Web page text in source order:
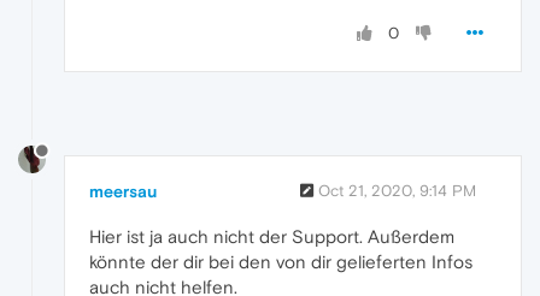
0
meersau Oct 21, 2020, 9:14 PM
Hier ist ja auch nicht der Support. Außerdem
könnte der dir bei den von dir gelieferten Infos
auch nicht helfen.